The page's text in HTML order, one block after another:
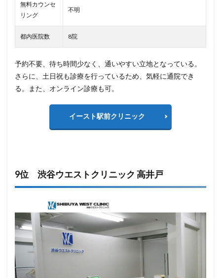
無料カウンセ
リング
不明
都内医院数 8院
予約不要、待ち時間少なく、通いやすい立地となっている。
さらに、土日祝も診療を行っているため、気軽に通院でき
る。また、オンライン診療も可。
イースト駅前クリニック
9位 渋谷ウエストクリニック 高井戸